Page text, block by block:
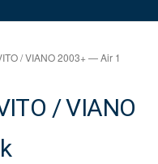
/ VIANO 2003+ — Air 1
/ VIANO